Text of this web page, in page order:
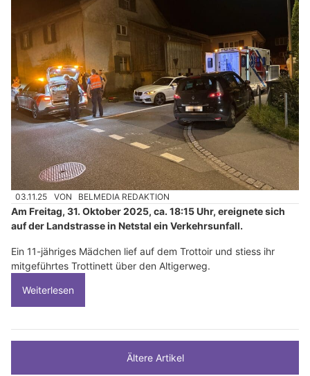
03.11.25 VON BELMEDIA REDAKTION
Am Freitag, 31. Oktober 2025, ca. 18:15 Uhr, ereignete sich
auf der Landstrasse in Netstal ein Verkehrsunfall.
Ein 11-jähriges Mädchen lief auf dem Trottoir und stiess ihr
mitgeführtes Trottinett über den Altigerweg.
Weiterlesen
Ältere Artikel